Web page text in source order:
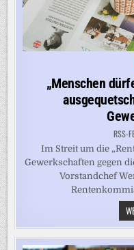
„Menschen
RSS-
Im Streit um die
Gewerkschaften gegen
Vorstandchef